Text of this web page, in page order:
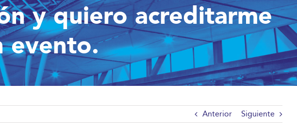
y quiero acreditarme
evento.
Anterior Siguiente